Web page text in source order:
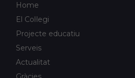
Home
El Col·legi
Projecte educatiu
Serveis
Actualitat